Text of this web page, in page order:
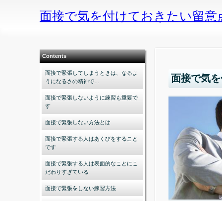
面接で気を付けておきたい留意
Contents
面接で緊張してしまうときは、なるよ
うになるさの精神で…
面接で緊張しないように練習も重要で
す
面接で緊張しない方法とは
面接で緊張する人はあくびをすること
です
面接で緊張する人は表面的なことにこ
だわりすぎている
面接で緊張をしない練習方法
面接で気